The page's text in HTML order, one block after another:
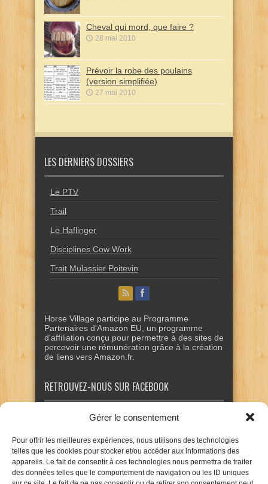
Gérer le consentement
Pour offrir les meilleures expériences, nous utilisons des technologies
telles que les cookies pour stocker et/ou accéder aux informations des
appareils. Le fait de consentir à ces technologies nous permettra de traiter
des données telles que le comportement de navigation ou les ID uniques
Cheval qui mord, que faire ?
28 mai 2010
Prévoir la robe des poulains
(version simplifiée)
27 mai 2010
LES DERNIERS DOSSIERS
Le PTV
Trail
Le Haflinger
Disciplines Cow Work
Trait Mulassier Poitevin
Horse Village participe au Programme
Partenaires d'Amazon EU, un programme
d'affiliation conçu pour permettre à des sites de
percevoir une rémunération grâce à la création
de liens vers Amazon.fr.
RETROUVEZ-NOUS SUR FACEBOOK